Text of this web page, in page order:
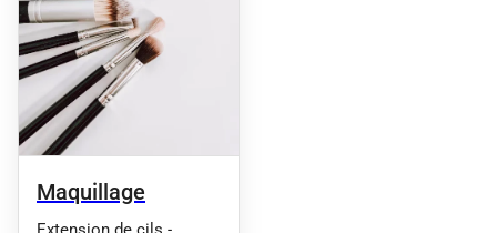
Maquillage